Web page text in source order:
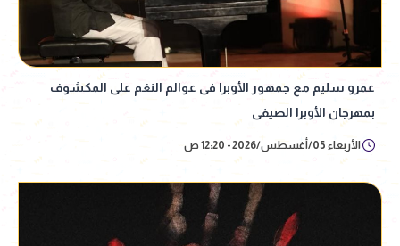
عمرو سليم مع جمهور الأوبرا فى عوالم النغم على المكشوف
بمهرجان الأوبرا الصيفى
الأربعاء 05/أغسطس/2026 - 12:20 ص